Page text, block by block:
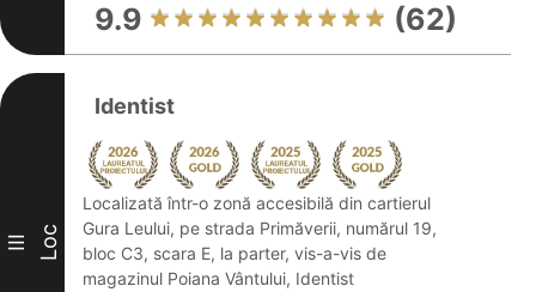
9.9 (62)
III Loc
Identist
Localizată într-o zonă accesibilă din cartierul
Gura Leului, pe strada Primăverii, numărul 19,
bloc C3, scara E, la parter, vis-a-vis de
magazinul Poiana Vântului, Identist